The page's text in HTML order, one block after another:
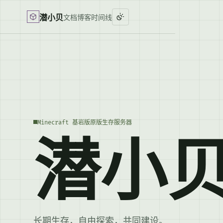
潜小贝文档博客时间线
Minecraft 基岩版原版生存服务器
潜小
长期生存，自由探索，共同建设。